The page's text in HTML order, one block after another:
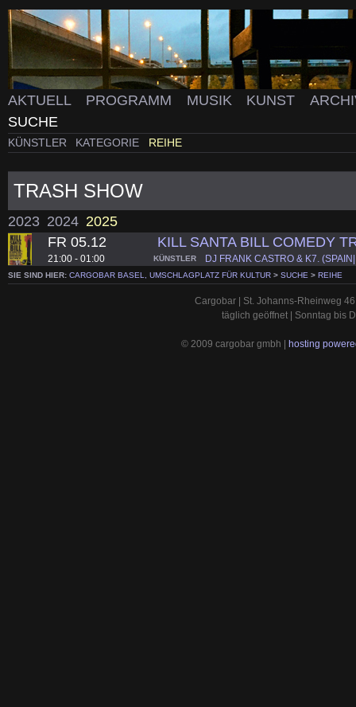
AKTUELL PROGRAMM MUSIK KUNST
SUCHE
KÜNSTLER KATEGORIE REIHE
TRASH SHOW
2023 2024 2025
FR 05.12
21:00 - 01:00
KILL SANTA BILL COMEDY
KÜNSTLER DJ FRANK CASTRO & K7.
SIE SIND HIER: CARGOBAR BASEL, UMSCHLAGPLATZ FÜR KULTUR > SUCHE > REIHE
Cargobar | St. Johanns-Rheinweg
täglich geöffnet | Sonntag bis
© 2009 cargobar gmbh | hosting